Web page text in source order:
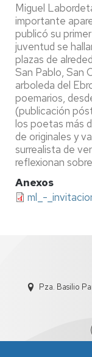
Miguel
importante
publicó su
juventud se
plazas de
San Pablo, San
arboleda del
poemarios,
(publicación
los poetas más
de originales y
surrealista de
reflexionan
Anexos
ml_-
Pza. Basilio